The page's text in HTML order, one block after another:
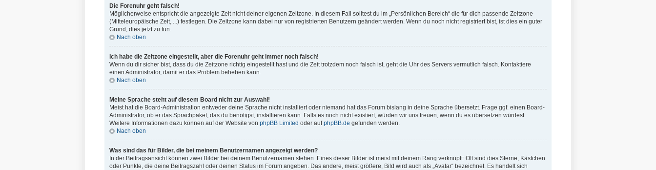
Die Forenuhr geht falsch!
Möglicherweise entspricht die angezeigte Zeit nicht deiner eigenen Zeitzone. In diesem Fall solltest du im „Persönlichen Bereich“ die für dich passende Zeitzone
(Mitteleuropäische Zeit, ...) festlegen. Die Zeitzone kann dabei nur von registrierten Benutzern geändert werden. Wenn du noch nicht registriert bist, ist dies ein guter
Grund, dies jetzt zu tun.
Nach oben
Ich habe die Zeitzone eingestellt, aber die Forenuhr geht immer noch falsch!
Wenn du dir sicher bist, dass du die Zeitzone richtig eingestellt hast und die Zeit trotzdem noch falsch ist, geht die Uhr des Servers vermutlich falsch. Kontaktiere
einen Administrator, damit er das Problem beheben kann.
Nach oben
Meine Sprache steht auf diesem Board nicht zur Auswahl!
Meist hat die Board-Administration entweder deine Sprache nicht installiert oder niemand hat das Forum bislang in deine Sprache übersetzt. Frage ggf. einen Board-
Administrator, ob er das Sprachpaket, das du benötigst, installieren kann. Falls es noch nicht existiert, würden wir uns freuen, wenn du es übersetzen würdest.
Weitere Informationen dazu können auf der Website von phpBB Limited oder aufphpBB.de gefunden werden.
Nach oben
Was sind das für Bilder, die bei meinem Benutzernamen angezeigt werden?
In der Beitragsansicht können zwei Bilder bei deinem Benutzernamen stehen. Eines dieser Bilder ist meist mit deinem Rang verknüpft: Oft sind dies Sterne, Kästchen
oder Punkte, die deine Beitragszahl oder deinen Status im Forum angeben. Das andere, meist größere, Bild wird auch als „Avatar“ bezeichnet. Es handelt sich